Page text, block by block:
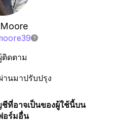
ติดตาม
านมาปรับปรุง
ที่อาจเป็นของผู้ใช้นี้บน
อร์มอื่น